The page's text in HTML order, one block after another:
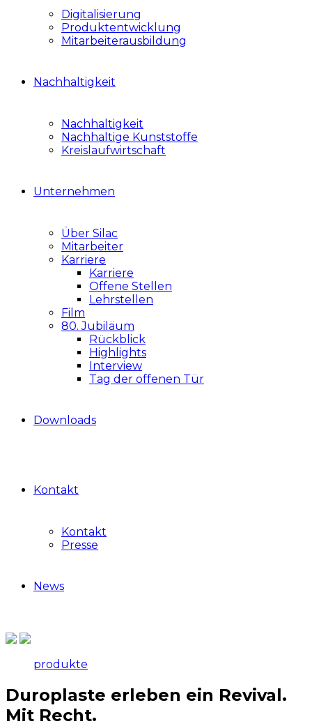
Digitalisierung
Produktentwicklung
Mitarbeiterausbildung
Nachhaltigkeit
Nachhaltigkeit
Nachhaltige Kunststoffe
Kreislaufwirtschaft
Unternehmen
Über Silac
Mitarbeiter
Karriere
Karriere
Offene Stellen
Lehrstellen
Film
80. Jubiläum
Rückblick
Highlights
Interview
Tag der offenen Tür
Downloads
Kontakt
Kontakt
Presse
News
produkte
Duroplaste erleben ein Revival.
Mit Recht.